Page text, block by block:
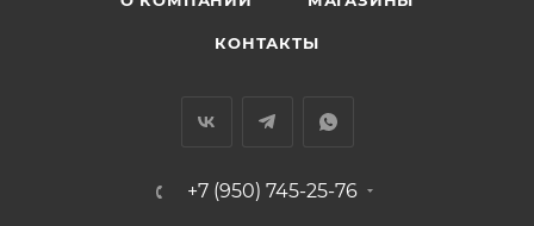
КОНТАКТЫ
+7 (950) 745-25-76